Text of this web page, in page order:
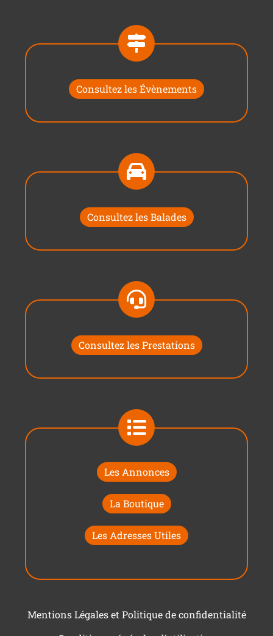
Consultez les Évènements
Consultez les Balades
Consultez les Prestations
Les Annonces
La Boutique
Les Adresses Utiles
Mentions Légales et Politique de confidentialité